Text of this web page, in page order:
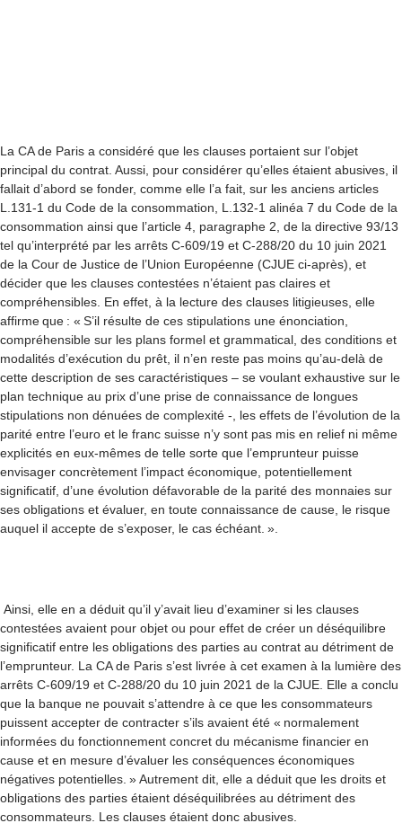
La CA de Paris a considéré que les clauses portaient sur l’objet
principal du contrat. Aussi, pour considérer qu’elles étaient abusives, il
fallait d’abord se fonder, comme elle l’a fait, sur les anciens articles
L.131-1 du Code de la consommation, L.132-1 alinéa 7 du Code de la
consommation ainsi que l’article 4, paragraphe 2, de la directive 93/13
tel qu’interprété par les arrêts C-609/19 et C-288/20 du 10 juin 2021
de la Cour de Justice de l’Union Européenne (CJUE ci-après), et
décider que les clauses contestées n’étaient pas claires et
compréhensibles. En effet, à la lecture des clauses litigieuses, elle
affirme que : « S’il résulte de ces stipulations une énonciation,
compréhensible sur les plans formel et grammatical, des conditions et
modalités d’exécution du prêt, il n’en reste pas moins qu’au-delà de
cette description de ses caractéristiques – se voulant exhaustive sur le
plan technique au prix d’une prise de connaissance de longues
stipulations non dénuées de complexité -, les effets de l’évolution de la
parité entre l’euro et le franc suisse n’y sont pas mis en relief ni même
explicités en eux-mêmes de telle sorte que l’emprunteur puisse
envisager concrètement l’impact économique, potentiellement
significatif, d’une évolution défavorable de la parité des monnaies sur
ses obligations et évaluer, en toute connaissance de cause, le risque
auquel il accepte de s’exposer, le cas échéant. ».
Ainsi, elle en a déduit qu’il y’avait lieu d’examiner si les clauses
contestées avaient pour objet ou pour effet de créer un déséquilibre
significatif entre les obligations des parties au contrat au détriment de
l’emprunteur. La CA de Paris s’est livrée à cet examen à la lumière des
arrêts C-609/19 et C-288/20 du 10 juin 2021 de la CJUE. Elle a conclu
que la banque ne pouvait s’attendre à ce que les consommateurs
puissent accepter de contracter s’ils avaient été « normalement
informées du fonctionnement concret du mécanisme financier en
cause et en mesure d’évaluer les conséquences économiques
négatives potentielles. » Autrement dit, elle a déduit que les droits et
obligations des parties étaient déséquilibrées au détriment des
consommateurs. Les clauses étaient donc abusives.